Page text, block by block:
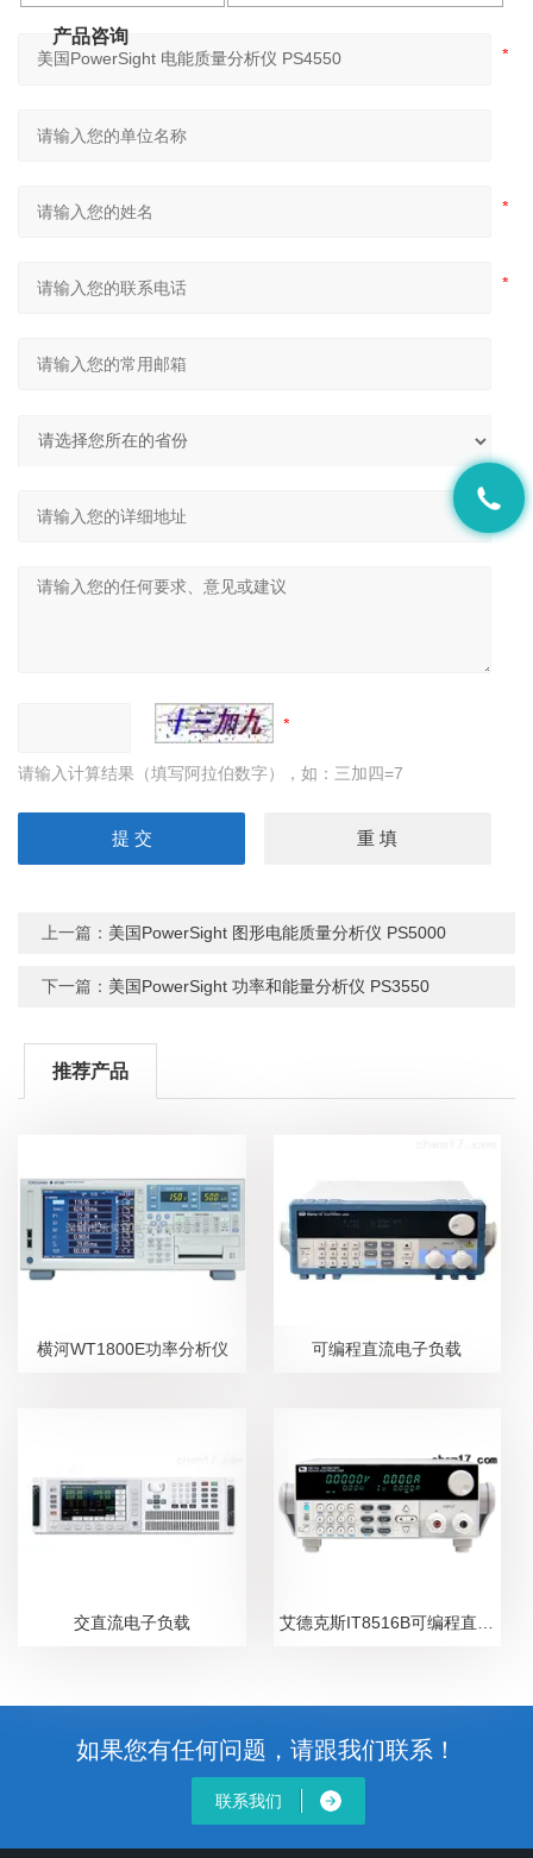
产品咨询
请输入计算结果（填写阿拉伯数字），如：三加四=7
上一篇： 美国PowerSight 图形电能质量分析仪 PS5000
下一篇： 美国PowerSight 功率和能量分析仪 PS3550
推荐产品
横河WT1800E功率分析仪 可编程直流电子负载
交直流电子负载
如果您有任何问题，请跟我们联系！
联系我们